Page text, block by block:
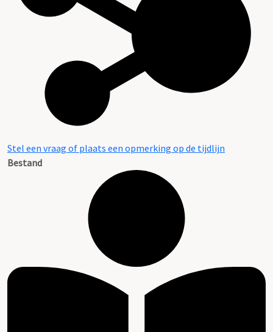
Stel een vraag of plaats een opmerking op de tijdlijn
Bestand